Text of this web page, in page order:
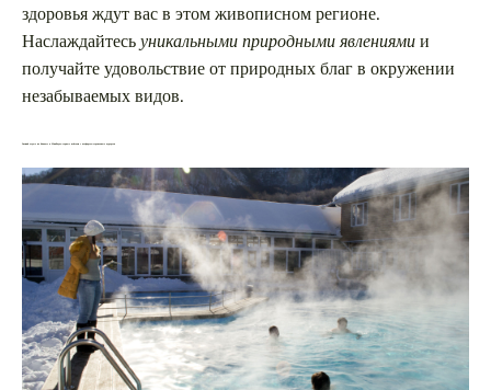
здоровья ждут вас в этом живописном регионе.
Наслаждайтесьуникальными природными явлениямии
получайте удовольствие от природных благ в окружении
незабываемых видов.
Зимний отдых на Кавказе в МинВодах: горные пейзажи с комфортом термальных курортов